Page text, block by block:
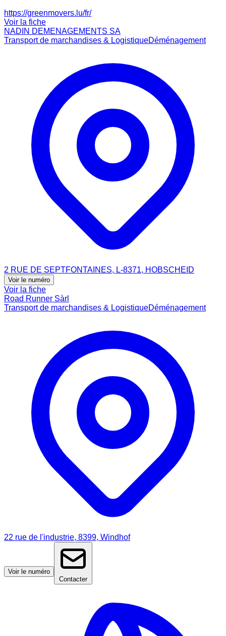
https://greenmovers.lu/fr/
Voir la fiche
NADIN DEMENAGEMENTS SA
Transport de marchandises & LogistiqueDéménagement
2 RUE DE SEPTFONTAINES, L-8371, HOBSCHEID
Voir le numéro
Voir la fiche
Road Runner Sàrl
Transport de marchandises & LogistiqueDéménagement
22 rue de l'industrie, 8399, Windhof
Voir le numéro
Contacter